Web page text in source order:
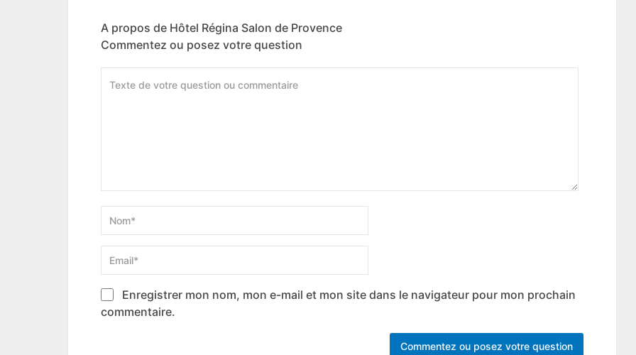
A propos de Hôtel Régina Salon de Provence
Commentez ou posez votre question
Enregistrer mon nom, mon e-mail et mon site dans le navigateur pour mon prochain
commentaire.